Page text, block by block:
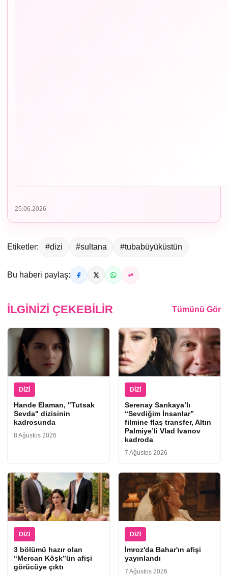
25.06.2026
Etiketler: #dizi #sultana #tubabüyüküstün
Bu haberi paylaş:
İLGINIZI ÇEKEBILIR Tümünü Gör
DIZI
Hande Elaman, "Tutsak
Sevda" dizisinin
kadrosunda
8 Ağustos 2026
DIZI
Serenay Sarıkaya’lı
“Sevdiğim İnsanlar”
filmine flaş transfer, Altın
Palmiye’li Vlad Ivanov
kadroda
7 Ağustos 2026
DIZI
3 bölümü hazır olan
“Mercan Köşk”ün afişi
görücüye çıktı
DIZI
İmroz'da Bahar'ın afişi
yayınlandı
7 Ağustos 2026